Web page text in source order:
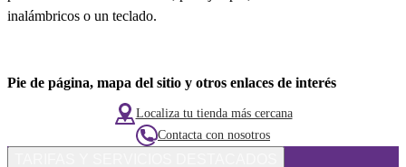
inalámbricos o un teclado.
Pie de página, mapa del sitio y otros enlaces de interés
Localiza tu tienda más cercana
Contacta con nosotros